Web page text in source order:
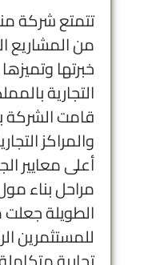
تتمتع شركة
من المشاريع
خبرتها
التجارية
قامت الشركة
والمراكز
أعلى معايير
مراحل بناء
الطويلة
للمستثمرين